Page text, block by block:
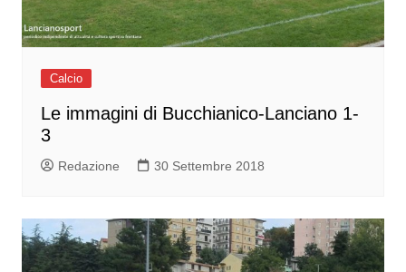
Calcio
Le immagini di Bucchianico-Lanciano 1-
3
Redazione 30 Settembre 2018